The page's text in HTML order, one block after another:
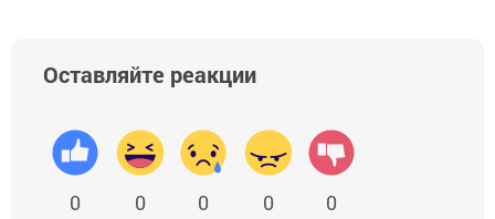
Оставляйте реакции
0 0 0 0 0